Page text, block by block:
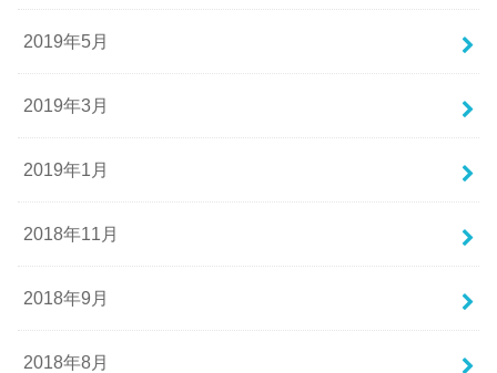
2019年5月
2019年3月
2019年1月
2018年11月
2018年9月
2018年8月